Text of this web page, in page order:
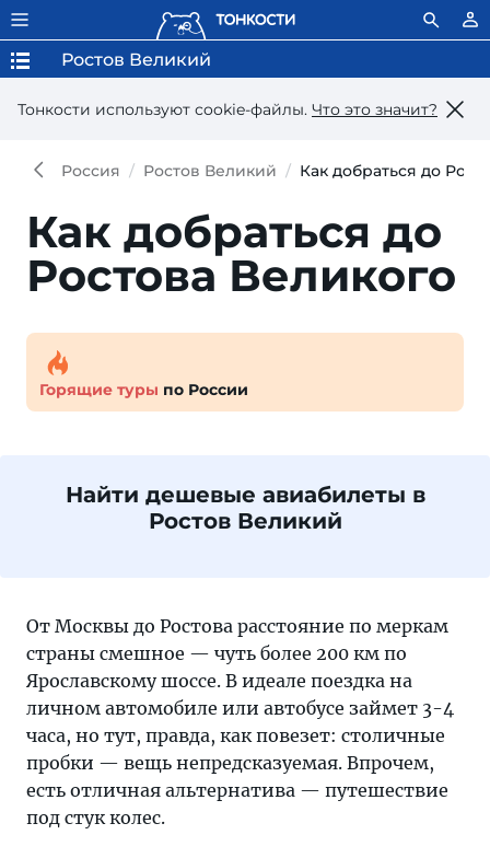
Тонкости используют сookie-файлы. Что это значит?
Ростов Великий
Россия Ростов Великий Как добраться до
Как добраться до
Ростова Великого
Горящие туры по России
Найти дешевые авиабилеты в
Ростов Великий
От Москвы до Ростова расстояние по меркам
страны смешное — чуть более 200 км по
Ярославскому шоссе. В идеале поездка на
личном автомобиле или автобусе займет 3-4
часа, но тут, правда, как повезет: столичные
пробки — вещь непредсказуемая. Впрочем,
есть отличная альтернатива — путешествие
под стук колес.